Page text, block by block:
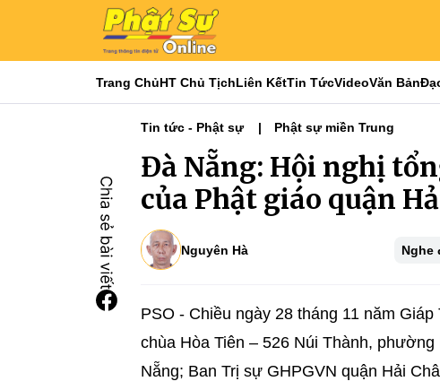
Trang ChủHT Chủ TịchLiên KếtTin TứcVideoVăn Bản
Tin tức - Phật sự Phật sự miền Trung
Đà Nẵng: Hội nghị
của Phật giáo quận
Nguyên Hà Nghe
PSO - Chiều ngày 28 tháng 11 năm
chùa Hòa Tiên – 526 Núi Thành,
Nẵng; Ban Trị sự GHPGVN quận Hải